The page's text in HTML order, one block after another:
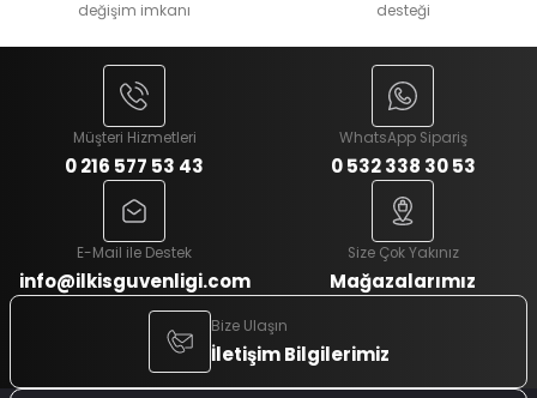
değişim imkanı
desteği
Müşteri Hizmetleri
0 216 577 53 43
WhatsApp Sipariş
0 532 338 30 53
E-Mail ile Destek
info@ilkisguvenligi.com
Size Çok Yakınız
Mağazalarımız
Bize Ulaşın
İletişim Bilgilerimiz